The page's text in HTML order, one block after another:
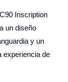
Inscription
un diseño
y un
experiencia de